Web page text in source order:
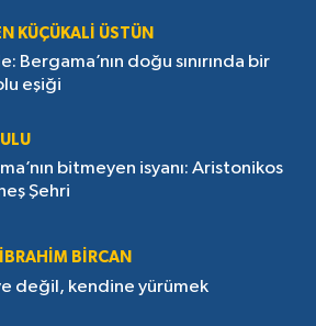
KÜÇÜKALI ÜSTÜN
Bergama’nın doğu sınırında bir
eşiği
bitmeyen isyanı: Aristonikos
Şehri
BIRCAN
değil, kendine yürümek